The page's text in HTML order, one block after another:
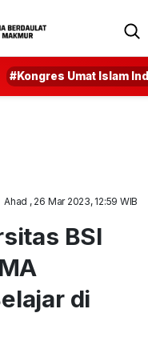
#Kongres Umat Islam
Ahad , 26 Mar 2023, 12:59 WIB
BSI
di